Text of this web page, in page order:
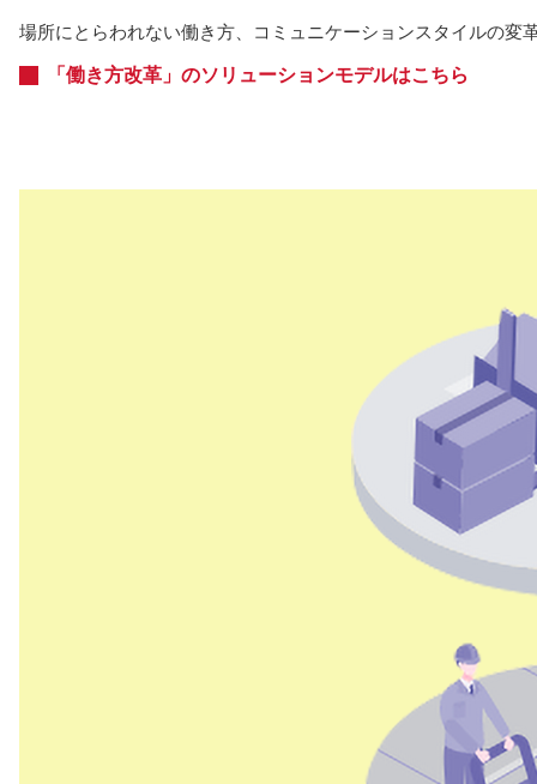
場所にとらわれない働き方、コミュニケーションスタイルの
「働き方改革」のソリューションモデルはこちら